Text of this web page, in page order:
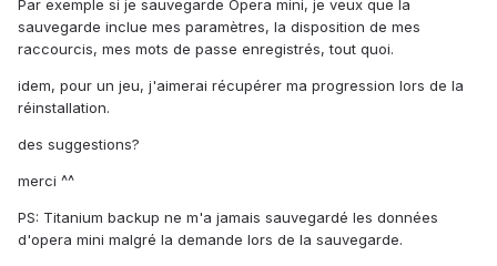
Par exemple si je sauvegarde Opera mini, je veux que la
sauvegarde inclue mes paramètres, la disposition de mes
raccourcis, mes mots de passe enregistrés, tout quoi.
idem, pour un jeu, j'aimerai récupérer ma progression lors de la
réinstallation.
des suggestions?
merci ^^
PS: Titanium backup ne m'a jamais sauvegardé les données
d'opera mini malgré la demande lors de la sauvegarde.